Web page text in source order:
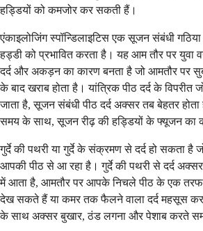
हड्डियों को कमजोर कर सकती हैं।
एंकाइलोजिंग स्पॉन्डिलाइटिस एक सूजन संबंधी
हड्डी को प्रभावित करता है। यह आम तौर पर युवा
दर्द और अकड़न का कारण बनता है जो आमतौर पर
के बाद खराब होता है। यांत्रिक पीठ दर्द के विपरीत
जाता है, सूजन संबंधी पीठ दर्द अक्सर तब बेहतर
समय के साथ, सूजन रीढ़ की हड्डियों के फ्यूजन का
गुर्दे की पथरी या गुर्दे के संक्रमण से दर्द हो सकता है
आपकी पीठ से आ रहा है। गुर्दे की पथरी से दर्द
में आता है, आमतौर पर आपके निचले पीठ के एक
देख सकते हैं या कमर तक फैलने वाला दर्द महसूस
के साथ अक्सर बुखार, ठंड लगना और पेशाब करते समय